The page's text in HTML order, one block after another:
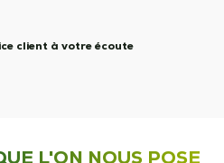
client à votre écoute
L'ON NOUS POSE